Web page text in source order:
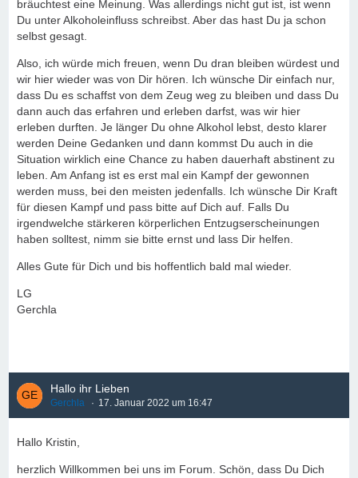
bräuchtest eine Meinung. Was allerdings nicht gut ist, ist wenn
Du unter Alkoholeinfluss schreibst. Aber das hast Du ja schon
selbst gesagt.
Also, ich würde mich freuen, wenn Du dran bleiben würdest und
wir hier wieder was von Dir hören. Ich wünsche Dir einfach nur,
dass Du es schaffst von dem Zeug weg zu bleiben und dass Du
dann auch das erfahren und erleben darfst, was wir hier
erleben durften. Je länger Du ohne Alkohol lebst, desto klarer
werden Deine Gedanken und dann kommst Du auch in die
Situation wirklich eine Chance zu haben dauerhaft abstinent zu
leben. Am Anfang ist es erst mal ein Kampf der gewonnen
werden muss, bei den meisten jedenfalls. Ich wünsche Dir Kraft
für diesen Kampf und pass bitte auf Dich auf. Falls Du
irgendwelche stärkeren körperlichen Entzugserscheinungen
haben solltest, nimm sie bitte ernst und lass Dir helfen.
Alles Gute für Dich und bis hoffentlich bald mal wieder.
LG
Gerchla
Hallo ihr Lieben
Gerchla 17. Januar 2022 um 16:47
Hallo Kristin,
herzlich Willkommen bei uns im Forum. Schön, dass Du Dich